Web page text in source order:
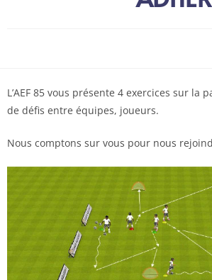
L’AEF 85 vous présente 4 exercices sur
de défis entre équipes, joueurs.
Nous comptons sur vous pour nous